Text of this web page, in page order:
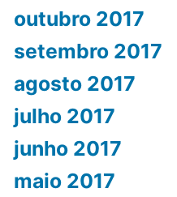
outubro 2017
setembro 2017
agosto 2017
julho 2017
junho 2017
maio 2017